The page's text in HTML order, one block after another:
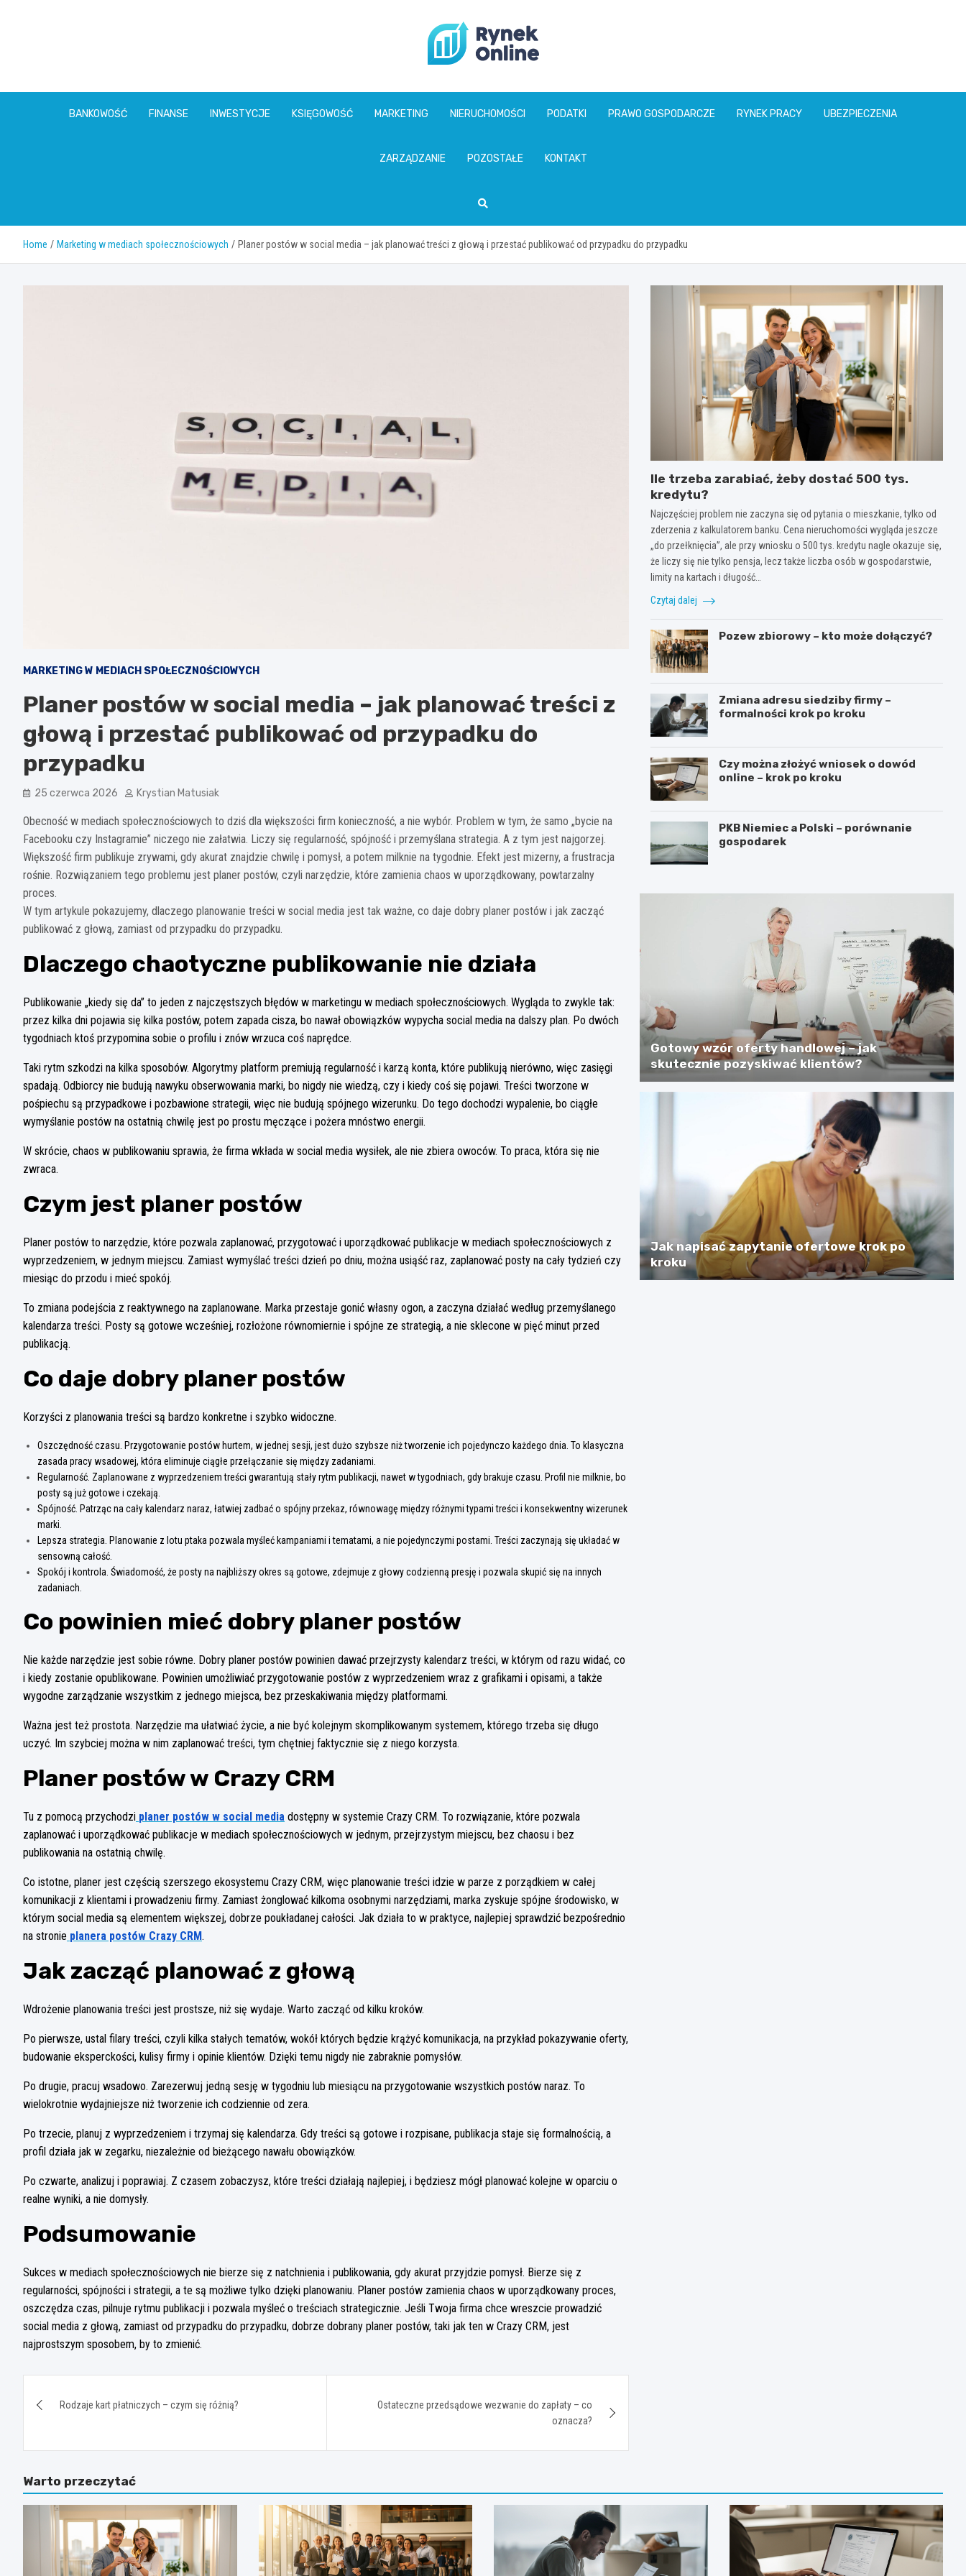
www.rynekonline.pl
BANKOWOŚĆ FINANSE INWESTYCJE KSIĘGOWOŚĆ MARKETING NIERUCHOMOŚCI PODATKI PRAWO GOSPODARCZE RYNEK PRACY UBEZPIECZENIA
ZARZĄDZANIE POZOSTAŁE KONTAKT
Home Marketing w mediach społecznościowych Planer postów w social media – jak planować treści z głową i przestać publikować od przypadku do przypadku
MARKETING W MEDIACH SPOŁECZNOŚCIOWYCH
Planer postów w social media – jak planować treści z
głową i przestać publikować od przypadku do
przypadku
25 czerwca 2026 Krystian Matusiak
Obecność w mediach społecznościowych to dziś dla większości firm konieczność, a nie wybór. Problem w tym, że samo „bycie na
Facebooku czy Instagramie” niczego nie załatwia. Liczy się regularność, spójność i przemyślana strategia. A z tym jest najgorzej.
Większość firm publikuje zrywami, gdy akurat znajdzie chwilę i pomysł, a potem milknie na tygodnie. Efekt jest mizerny, a frustracja
rośnie. Rozwiązaniem tego problemu jest planer postów, czyli narzędzie, które zamienia chaos w uporządkowany, powtarzalny
proces.
W tym artykule pokazujemy, dlaczego planowanie treści w social media jest tak ważne, co daje dobry planer postów i jak zacząć
publikować z głową, zamiast od przypadku do przypadku.
Dlaczego chaotyczne publikowanie nie działa
Publikowanie „kiedy się da” to jeden z najczęstszych błędów w marketingu w mediach społecznościowych. Wygląda to zwykle tak:
przez kilka dni pojawia się kilka postów, potem zapada cisza, bo nawał obowiązków wypycha social media na dalszy plan. Po dwóch
tygodniach ktoś przypomina sobie o profilu i znów wrzuca coś naprędce.
Taki rytm szkodzi na kilka sposobów. Algorytmy platform premiują regularność i karzą konta, które publikują nierówno, więc zasięgi
spadają. Odbiorcy nie budują nawyku obserwowania marki, bo nigdy nie wiedzą, czy i kiedy coś się pojawi. Treści tworzone w
pośpiechu są przypadkowe i pozbawione strategii, więc nie budują spójnego wizerunku. Do tego dochodzi wypalenie, bo ciągłe
wymyślanie postów na ostatnią chwilę jest po prostu męczące i pożera mnóstwo energii.
W skrócie, chaos w publikowaniu sprawia, że firma wkłada w social media wysiłek, ale nie zbiera owoców. To praca, która się nie
zwraca.
Czym jest planer postów
Planer postów to narzędzie, które pozwala zaplanować, przygotować i uporządkować publikacje w mediach społecznościowych z
wyprzedzeniem, w jednym miejscu. Zamiast wymyślać treści dzień po dniu, można usiąść raz, zaplanować posty na cały tydzień czy
miesiąc do przodu i mieć spokój.
To zmiana podejścia z reaktywnego na zaplanowane. Marka przestaje gonić własny ogon, a zaczyna działać według przemyślanego
kalendarza treści. Posty są gotowe wcześniej, rozłożone równomiernie i spójne ze strategią, a nie sklecone w pięć minut przed
publikacją.
Co daje dobry planer postów
Korzyści z planowania treści są bardzo konkretne i szybko widoczne.
Oszczędność czasu. Przygotowanie postów hurtem, w jednej sesji, jest dużo szybsze niż tworzenie ich pojedynczo każdego dnia. To klasyczna
zasada pracy wsadowej, która eliminuje ciągłe przełączanie się między zadaniami.
Regularność. Zaplanowane z wyprzedzeniem treści gwarantują stały rytm publikacji, nawet w tygodniach, gdy brakuje czasu. Profil nie milknie, bo
posty są już gotowe i czekają.
Spójność. Patrząc na cały kalendarz naraz, łatwiej zadbać o spójny przekaz, równowagę między różnymi typami treści i konsekwentny wizerunek
marki.
Lepsza strategia. Planowanie z lotu ptaka pozwala myśleć kampaniami i tematami, a nie pojedynczymi postami. Treści zaczynają się układać w
sensowną całość.
Spokój i kontrola. Świadomość, że posty na najbliższy okres są gotowe, zdejmuje z głowy codzienną presję i pozwala skupić się na innych
zadaniach.
Co powinien mieć dobry planer postów
Nie każde narzędzie jest sobie równe. Dobry planer postów powinien dawać przejrzysty kalendarz treści, w którym od razu widać, co
i kiedy zostanie opublikowane. Powinien umożliwiać przygotowanie postów z wyprzedzeniem wraz z grafikami i opisami, a także
wygodne zarządzanie wszystkim z jednego miejsca, bez przeskakiwania między platformami.
Ważna jest też prostota. Narzędzie ma ułatwiać życie, a nie być kolejnym skomplikowanym systemem, którego trzeba się długo
uczyć. Im szybciej można w nim zaplanować treści, tym chętniej faktycznie się z niego korzysta.
Planer postów w Crazy CRM
Tu z pomocą przychodzi planer postów w social media dostępny w systemie Crazy CRM. To rozwiązanie, które pozwala
zaplanować i uporządkować publikacje w mediach społecznościowych w jednym, przejrzystym miejscu, bez chaosu i bez
publikowania na ostatnią chwilę.
Co istotne, planer jest częścią szerszego ekosystemu Crazy CRM, więc planowanie treści idzie w parze z porządkiem w całej
komunikacji z klientami i prowadzeniu firmy. Zamiast żonglować kilkoma osobnymi narzędziami, marka zyskuje spójne środowisko, w
którym social media są elementem większej, dobrze poukładanej całości. Jak działa to w praktyce, najlepiej sprawdzić bezpośrednio
na stronie planera postów Crazy CRM.
Jak zacząć planować z głową
Wdrożenie planowania treści jest prostsze, niż się wydaje. Warto zacząć od kilku kroków.
Po pierwsze, ustal filary treści, czyli kilka stałych tematów, wokół których będzie krążyć komunikacja, na przykład pokazywanie oferty,
budowanie eksperckości, kulisy firmy i opinie klientów. Dzięki temu nigdy nie zabraknie pomysłów.
Po drugie, pracuj wsadowo. Zarezerwuj jedną sesję w tygodniu lub miesiącu na przygotowanie wszystkich postów naraz. To
wielokrotnie wydajniejsze niż tworzenie ich codziennie od zera.
Po trzecie, planuj z wyprzedzeniem i trzymaj się kalendarza. Gdy treści są gotowe i rozpisane, publikacja staje się formalnością, a
profil działa jak w zegarku, niezależnie od bieżącego nawału obowiązków.
Po czwarte, analizuj i poprawiaj. Z czasem zobaczysz, które treści działają najlepiej, i będziesz mógł planować kolejne w oparciu o
realne wyniki, a nie domysły.
Podsumowanie
Sukces w mediach społecznościowych nie bierze się z natchnienia i publikowania, gdy akurat przyjdzie pomysł. Bierze się z
regularności, spójności i strategii, a te są możliwe tylko dzięki planowaniu. Planer postów zamienia chaos w uporządkowany proces,
oszczędza czas, pilnuje rytmu publikacji i pozwala myśleć o treściach strategicznie. Jeśli Twoja firma chce wreszcie prowadzić
social media z głową, zamiast od przypadku do przypadku, dobrze dobrany planer postów, taki jak ten w Crazy CRM, jest
najprostszym sposobem, by to zmienić.
wpisuRodzaje kart płatniczych – czym się różnią?
Ostateczne przedsądowe wezwanie do zapłaty – co
oznacza?
Ile trzeba zarabiać, żeby dostać 500 tys.
kredytu?
Najczęściej problem nie zaczyna się od pytania o mieszkanie, tylko od
zderzenia z kalkulatorem banku. Cena nieruchomości wygląda jeszcze
„do przełknięcia”, ale przy wniosku o 500 tys. kredytu nagle okazuje się,
że liczy się nie tylko pensja, lecz także liczba osób w gospodarstwie,
limity na kartach i długość…
Czytaj dalej
Pozew zbiorowy – kto może dołączyć?
Zmiana adresu siedziby firmy –
formalności krok po kroku
Czy można złożyć wniosek o dowód
online – krok po kroku
PKB Niemiec a Polski – porównanie
gospodarek
Gotowy wzór oferty handlowej – jak
skutecznie pozyskiwać klientów?
Jak napisać zapytanie ofertowe krok po
kroku
Warto przeczytać